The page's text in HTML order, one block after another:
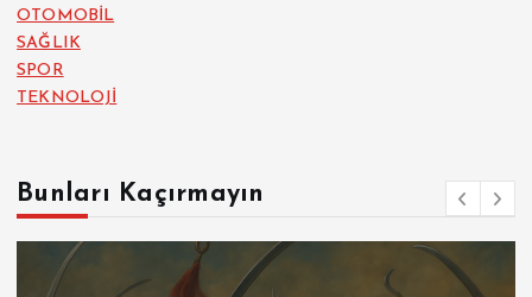
OTOMOBİL
SAĞLIK
SPOR
TEKNOLOJİ
Bunları Kaçırmayın